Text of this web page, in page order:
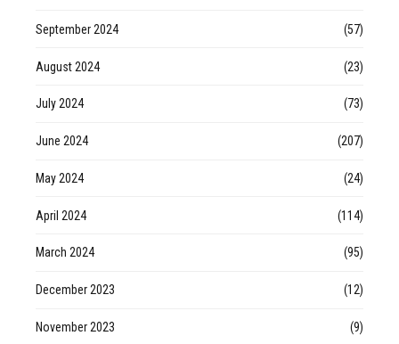
September 2024 (57)
August 2024 (23)
July 2024 (73)
June 2024 (207)
May 2024 (24)
April 2024 (114)
March 2024 (95)
December 2023 (12)
November 2023 (9)